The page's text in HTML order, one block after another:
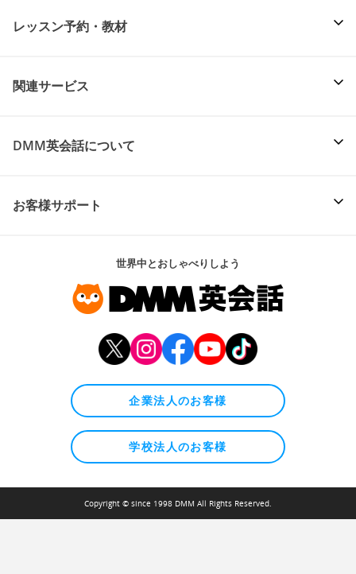
レッスン予約・教材
関連サービス
DMM英会話について
お客様サポート
世界中とおしゃべりしよう
企業法人のお客様
学校法人のお客様
Copyright © since 1998 DMM All Rights Reserved.